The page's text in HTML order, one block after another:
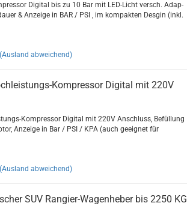
Di­gi­tal bis zu 10 Bar mit LED-​Licht versch. Ad­ap­
& An­zei­ge in BAR / PSI , im kom­pak­ten Des­gin (inkl.
(Ausland abweichend)
​​Kom­pres­sor Di­gi­tal mit 220V
​Kompressor Di­gi­tal mit 220V An­schluss, Be­fül­lung
An­zei­ge in Bar / PSI / KPA (auch ge­eig­net für
(Ausland abweichend)
SUV Rangier-​​Wa­gen­he­ber bis 2250 KG